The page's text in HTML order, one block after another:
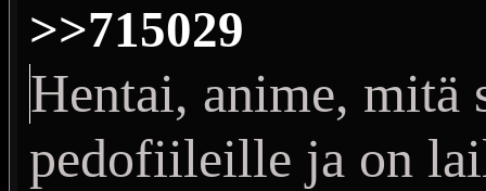
>>715029
Hentai, anime, mitä
pedofiileille ja on